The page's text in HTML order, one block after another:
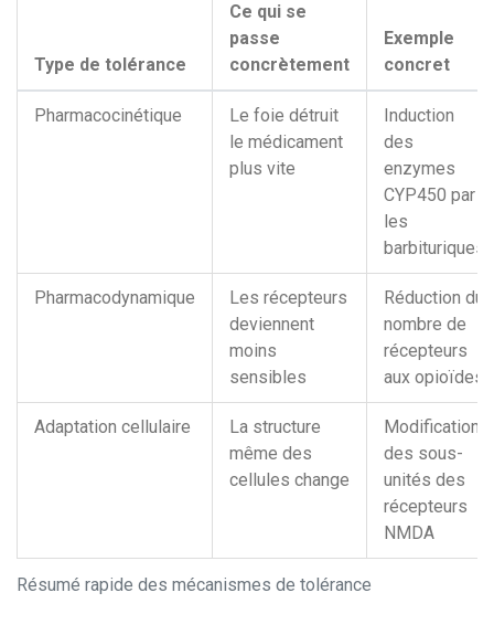
Résumé rapide des mécanismes de tolérance
Type de tolérance
Ce qui se
passe
concrètement
Exemple
concret
Pharmacocinétique
Le foie détruit
le médicament
plus vite
Induction
des
enzymes
CYP450 par
les
barbituriques
Pharmacodynamique
Les récepteurs
deviennent
moins
sensibles
Réduction du
nombre de
récepteurs
aux opioïdes
Adaptation cellulaire
La structure
même des
cellules change
Modification
des sous-
unités des
récepteurs
NMDA